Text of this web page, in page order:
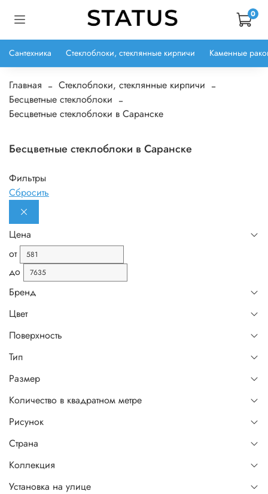
0
Сантехника Стеклоблоки, стеклянные кирпичи Каменные
Главная
Стеклоблоки, стеклянные кирпичи
Бесцветные стеклоблоки
Бесцветные стеклоблоки в Саранске
Бесцветные стеклоблоки в Саранске
Фильтры
Сбросить
Цена
от
до
Бренд
Цвет
Поверхность
Тип
Размер
Количество в квадратном метре
Рисунок
Страна
Коллекция
Установка на улице